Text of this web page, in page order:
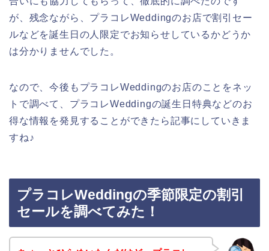
が、残念ながら、プラコレWeddingのお店で割引セー
ルなどを誕生日の人限定でお知らせしているかどうか
は分かりませんでした。
なので、今後もプラコレWeddingのお店のことをネッ
トで調べて、プラコレWeddingの誕生日特典などのお
得な情報を発見することができたら記事にしていきま
すね♪
プラコレWeddingの季節限定の割引
セールを調べてみた！